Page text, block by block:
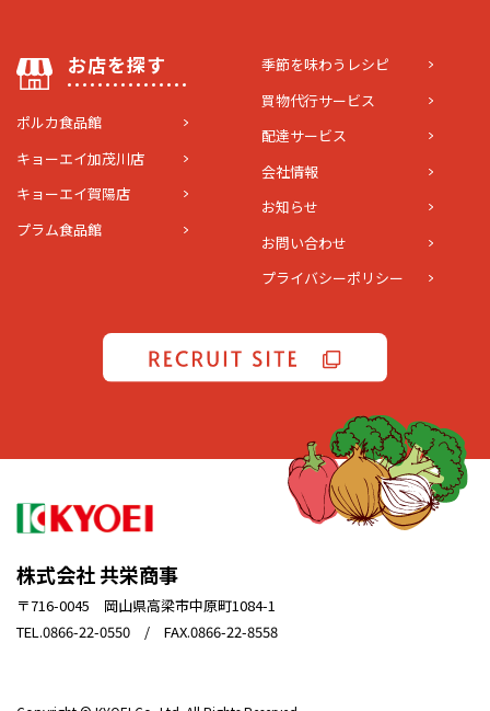
お店を探す
ポルカ食品館
キョーエイ加茂川店
キョーエイ賀陽店
プラム食品館
季節を味わうレシピ
買物代行サービス
配達サービス
会社情報
お知らせ
お問い合わせ
プライバシーポリシー
株式会社 共栄商事
〒716-0045 岡山県高梁市中原町1084-1
TEL.0866-22-0550 / FAX.0866-22-8558